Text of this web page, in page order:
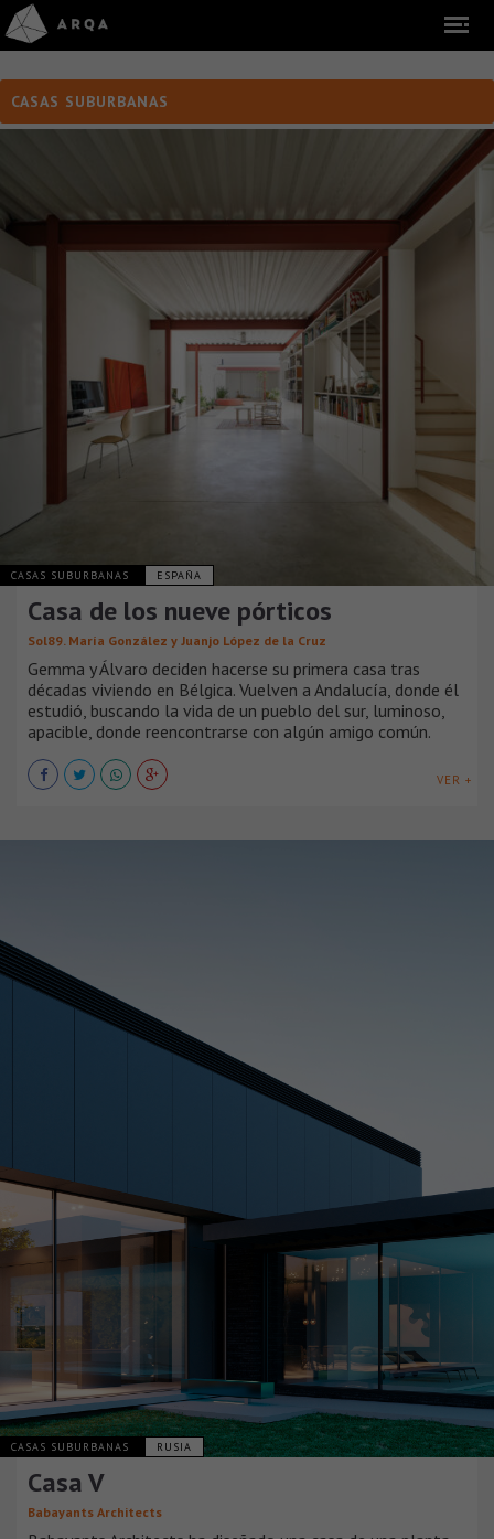
CASAS SUBURBANAS
CASAS SUBURBANAS ESPAÑA
Casa de los nueve pórticos
Sol89. María González y Juanjo López de la Cruz
Gemma y Álvaro deciden hacerse su primera casa tras
décadas viviendo en Bélgica. Vuelven a Andalucía, donde él
estudió, buscando la vida de un pueblo del sur, luminoso,
apacible, donde reencontrarse con algún amigo común.
VER +
CASAS SUBURBANAS RUSIA
Casa V
Babayants Architects